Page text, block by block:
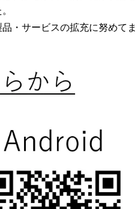
・サービスの拡充に努めてま